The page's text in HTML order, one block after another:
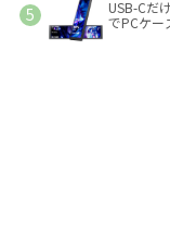
USB-Cだ
でPCケー